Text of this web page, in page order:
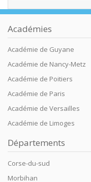
Académies
Académie de Guyane
Académie de Nancy-Metz
Académie de Poitiers
Académie de Paris
Académie de Versailles
Académie de Limoges
Départements
Corse-du-sud
Morbihan